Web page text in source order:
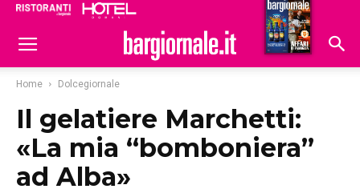
Hoteldomani
Home Dolcegiornale
Il gelatiere Marchetti:
«La mia “bomboniera”
ad Alba»